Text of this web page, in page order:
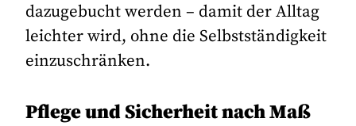
dazugebucht werden – damit der Alltag
leichter wird, ohne die Selbstständigkeit
einzuschränken.
Pflege und Sicherheit nach Maß